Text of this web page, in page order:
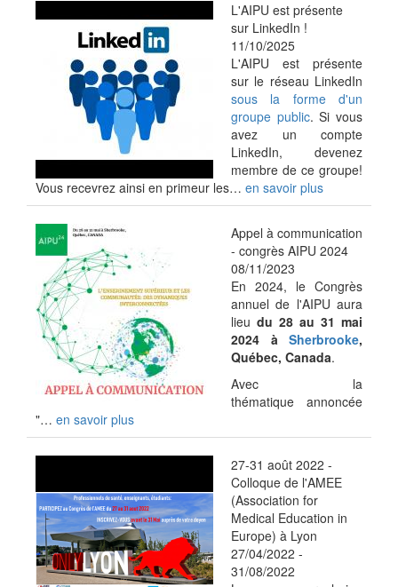
L'AIPU est présente
sur LinkedIn !
11/10/2025
L'AIPU est présente
sur le réseau LinkedIn
sous la forme d'un
groupe public. Si vous
avez un compte
LinkedIn, devenez
membre de ce groupe!
Vous recevrez ainsi en primeur les… en savoir plus
Appel à communication
- congrès AIPU 2024
08/11/2023
En 2024, le Congrès
annuel de l'AIPU aura
lieu du 28 au 31 mai
2024 à Sherbrooke,
Québec, Canada.
Avec la
thématique annoncée
"… en savoir plus
27-31 août 2022 -
Colloque de l'AMEE
(Association for
Medical Education in
Europe) à Lyon
27/04/2022 -
31/08/2022